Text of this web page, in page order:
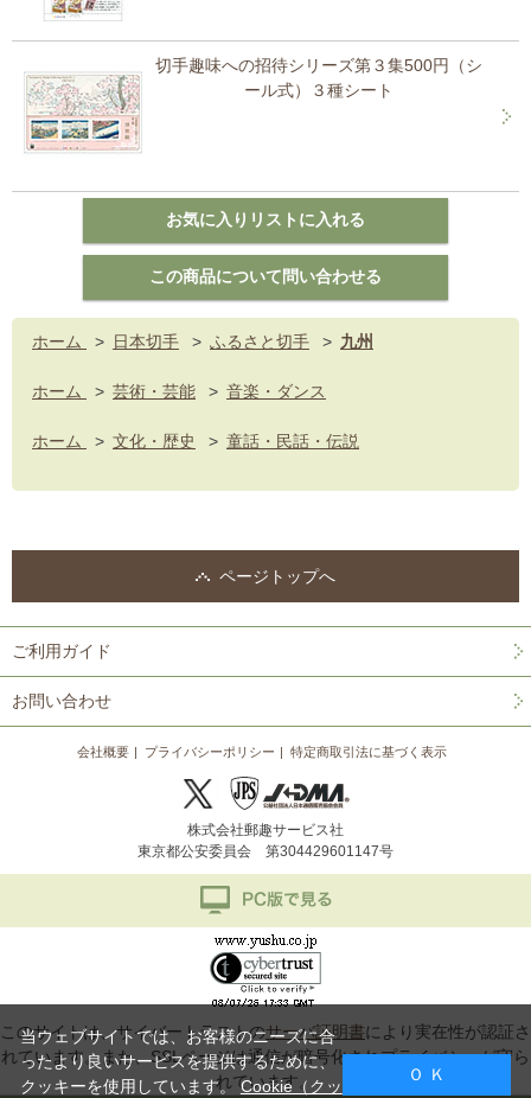
切手趣味への招待シリーズ第３集500円（シ
ール式）３種シート
ホーム > 日本切手 > ふるさと切手 > 九州
ホーム > 芸術・芸能 > 音楽・ダンス
ホーム > 文化・歴史 > 童話・民話・伝説
ページトップへ
ご利用ガイド
お問い合わせ
会社概要 プライバシーポリシー 特定商取引法に基づく表示
株式会社郵趣サービス社
東京都公安委員会 第304429601147号
このサイトは、サイバートラストのサーバ証明書により実在性が認証さ
れています。また、SSLページは通信が暗号化されプライバシーが守ら
れています。
当ウェブサイトでは、お客様のニーズに合
ったより良いサービスを提供するために、
クッキーを使用しています。Cookie（クッ
Ｏ Ｋ